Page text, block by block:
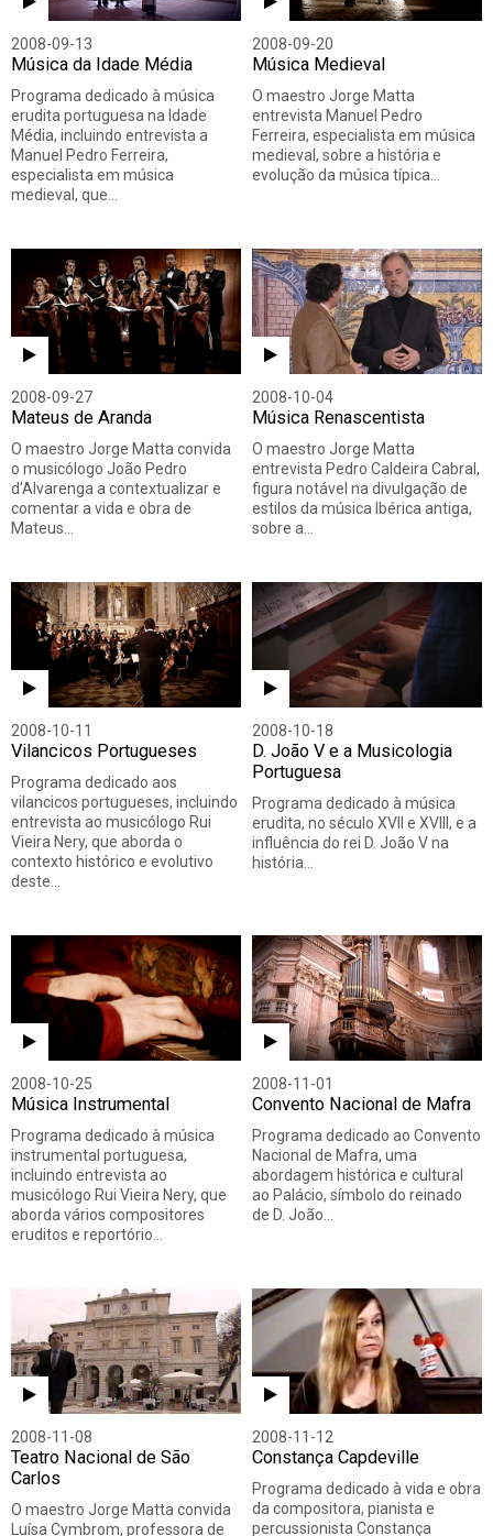
2008-09-13
Música da Idade Média
Programa dedicado à música
erudita portuguesa na Idade
Média, incluindo entrevista a
Manuel Pedro Ferreira,
especialista em música
medieval, que…
2008-09-20
Música Medieval
O maestro Jorge Matta
entrevista Manuel Pedro
Ferreira, especialista em música
medieval, sobre a história e
evolução da música típica…
2008-09-27
Mateus de Aranda
O maestro Jorge Matta convida
o musicólogo João Pedro
d'Alvarenga a contextualizar e
comentar a vida e obra de
Mateus…
2008-10-04
Música Renascentista
O maestro Jorge Matta
entrevista Pedro Caldeira Cabral,
figura notável na divulgação de
estilos da música Ibérica antiga,
sobre a…
2008-10-11
Vilancicos Portugueses
Programa dedicado aos
vilancicos portugueses, incluindo
entrevista ao musicólogo Rui
Vieira Nery, que aborda o
contexto histórico e evolutivo
deste…
2008-10-18
D. João V e a Musicologia
Portuguesa
Programa dedicado à música
erudita, no século XVII e XVIII, e a
influência do rei D. João V na
história…
2008-10-25
Música Instrumental
Programa dedicado à música
instrumental portuguesa,
incluindo entrevista ao
musicólogo Rui Vieira Nery, que
aborda vários compositores
eruditos e reportório…
2008-11-01
Convento Nacional de Mafra
Programa dedicado ao Convento
Nacional de Mafra, uma
abordagem histórica e cultural
ao Palácio, símbolo do reinado
de D. João…
2008-11-08
Teatro Nacional de São
Carlos
O maestro Jorge Matta convida
Luísa Cymbrom, professora de
2008-11-12
Constança Capdeville
Programa dedicado à vida e obra
da compositora, pianista e
percussionista Constança